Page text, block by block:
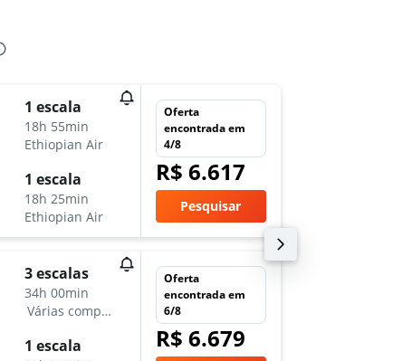
1 escala
18h 55min
Ethiopian Air
1 escala
18h 25min
Ethiopian Air
Oferta
encontrada em
4/8
R$ 6.617
Pesquisar
3 escalas
34h 00min
Várias companhias aéreas
1 escala
Oferta
encontrada em
6/8
R$ 6.679